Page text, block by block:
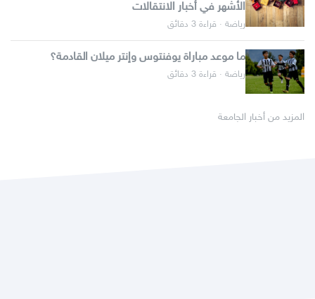
الأشهر في أخبار الانتقالات
رياضة · قراءة 3 دقائق
ما موعد مباراة يوفنتوس وإنتر ميلان القادمة؟
رياضة · قراءة 3 دقائق
المزيد من أخبار الجامعة